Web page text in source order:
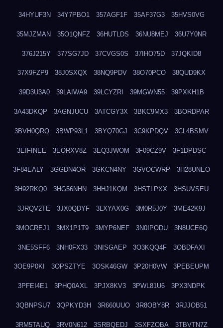
34HYUF3N 34Y7PBO1 357AGF1F 35AF37G3 35HVS0VG
35MJZMAN 35O1QNFZ 36HUTLDS 36NU8MEJ 36U7Y0NR
376J215Y 377SG7JD 37CVGS0S 37IHO75D 37JQKID8
37X9FZP9 38J0SXQX 38NQ9PDV 38O70PCO 38QUD9KX
39D3U3A0 39LAIWA9 39LCYZRI 39MGWN55 39PXKH1B
3A43DKQP 3AGNJUCU 3ATCGY3X 3BKC9MX3 3BORDPAR
3BVH0QRQ 3BWP93L1 3BYQ70GJ 3C9KPDQV 3CL4BSMV
3EIFINEE 3EORXV8Z 3EQ3JWOM 3F09CZ9V 3F1DPDSC
3F84EALY 3GGDN4OR 3GKCN4NY 3GVOCWRP 3H28UNEO
3H92RKQ0 3HG56NHN 3HHJ1KQM 3HSTLPXX 3HSUVSEU
3JRQV2TE 3JX0QDYF 3LXYAX0G 3M0R5J0Y 3ME42K9J
3MOCREJ1 3MX1P1T9 3MYP6NEF 3N0IPODU 3N8UCE6Q
3NE5SFF6 3NH0FX33 3NISGAEP 3O3KQQ4F 3OBDFAXI
3OE9P0KI 3OPSZTYE 3OSK46GW 3P20H0VW 3PEBEUPM
3PFEI4E1 3PHQ0AXL 3PJX8KV3 3PWL81U6 3PX3NDPK
3QBNPSU7 3QPKYD3H 3R660UUO 3R8OBY8R 3RJJOB51
3RM5TAUQ 3RV0N612 3SRBQEDJ 3SXFZOBA 3TBVTN7Z